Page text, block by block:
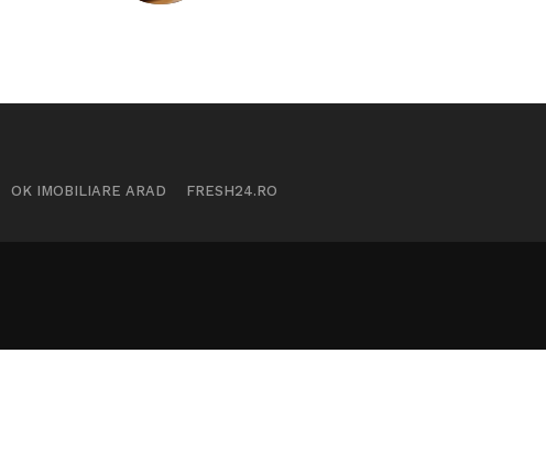
OK IMOBILIARE ARAD FRESH24.RO